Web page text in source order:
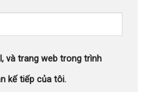
và trang web trong trình
kế tiếp của tôi.